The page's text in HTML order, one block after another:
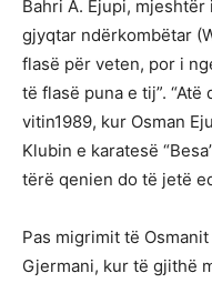
Bahri A. Ejupi,
gjyqtar ndërkombëtar
flasë për veten, por i
të flasë puna e tij”.
vitin1989, kur Osman
Klubin e karatesë
tërë qenien do të jetë
Pas migrimit të
Gjermani, kur të gjithë